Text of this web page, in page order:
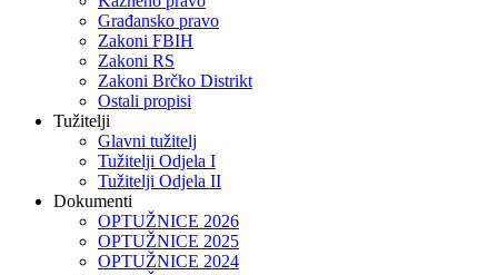
Građansko pravo
Zakoni FBIH
Zakoni RS
Zakoni Brčko Distrikt
Ostali propisi
Tužitelji
Glavni tužitelj
Tužitelji Odjela I
Tužitelji Odjela II
Dokumenti
OPTUŽNICE 2026
OPTUŽNICE 2025
OPTUŽNICE 2024